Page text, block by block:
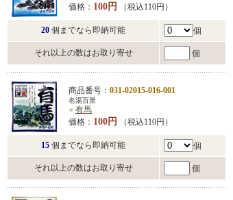
価格： 100円 （税込110円）
20 個までなら即納可能 個
それ以上の数はお取り寄せ 個
商品番号： 031-02015-016-001
名湯百景
● 有馬
価格： 100円 （税込110円）
15 個までなら即納可能 個
それ以上の数はお取り寄せ 個